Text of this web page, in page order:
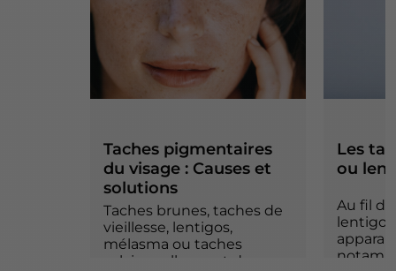
Taches pigmentaires
du visage : Causes et
solutions
Taches brunes, taches de
vieillesse, lentigos,
mélasma ou taches
solaires, elles sont dues au
Les
ou
Au fil